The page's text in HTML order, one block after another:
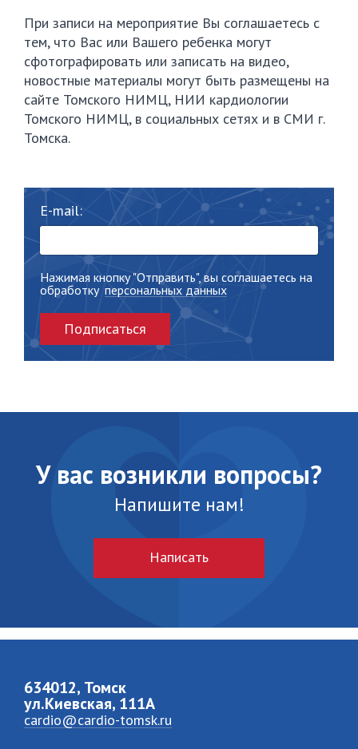
При записи на мероприятие Вы соглашаетесь с
тем, что Вас или Вашего ребенка могут
сфотографировать или записать на видео,
новостные материалы могут быть размещены на
сайте Томского НИМЦ, НИИ кардиологии
Томского НИМЦ, в социальных сетях и в СМИ г.
Томска.
E-mail:
Нажимая кнопку "Отправить", вы соглашаетесь на
обработку персональных данных
Подписаться
У вас возникли вопросы?
Напишите нам!
Написать
634012, Томск
ул.Киевская, 111A
cardio@cardio-tomsk.ru